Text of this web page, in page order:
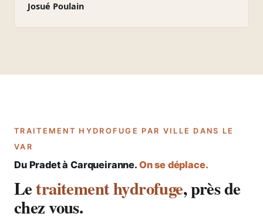
Josué Poulain
TRAITEMENT HYDROFUGE PAR VILLE DANS LE
VAR
Du Pradet à Carqueiranne. On se déplace.
Letraitement hydrofuge, près de
chez vous.